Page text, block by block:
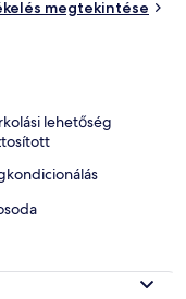
megtekintése
lehetőség